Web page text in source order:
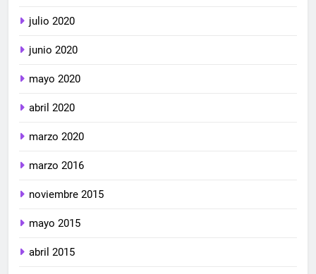
julio 2020
junio 2020
mayo 2020
abril 2020
marzo 2020
marzo 2016
noviembre 2015
mayo 2015
abril 2015